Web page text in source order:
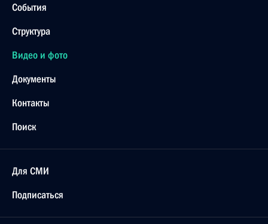
События
Структура
Видео и фото
Документы
Контакты
Поиск
Для СМИ
Подписаться